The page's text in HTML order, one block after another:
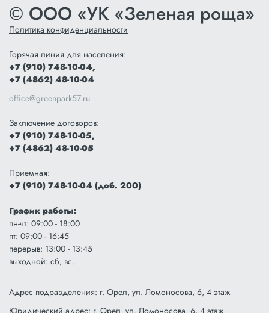
© ООО «УК «Зеленая роща»
Политика конфиденциальности
Горячая линия для населения:
+7 (910) 748-10-04,
+7 (4862) 48-10-04
office@greenpark57.ru
Заключение договоров:
+7 (910) 748-10-05,
+7 (4862) 48-10-05
Приемная:
+7 (910) 748-10-04 (доб. 200)
График работы:
пн-чт: 09:00 - 18:00
пт: 09:00 - 16:45
перерыв: 13:00 - 13:45
выходной: сб, вс.
Адрес подразделения: г. Орел, ул. Ломоносова, 6, 4 этаж
Юридический адрес: г. Орел, ул. Ломоносова, 6, 4 этаж